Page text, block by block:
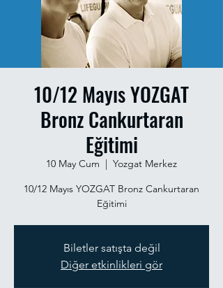
10/12 Mayıs YOZGAT
Bronz Cankurtaran
Eğitimi
10 May Cum
  |
Yozgat Merkez
10/12 Mayıs YOZGAT Bronz Cankurtaran
Eğitimi
Biletler satışta değil
Diğer etkinlikleri gör